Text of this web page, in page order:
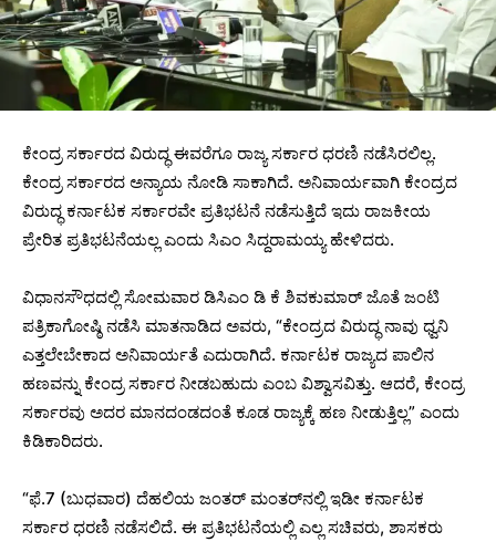
ಕೇಂದ್ರ ಸರ್ಕಾರದ ವಿರುದ್ಧ ಈವರೆಗೂ ರಾಜ್ಯ ಸರ್ಕಾರ ಧರಣಿ ನಡೆಸಿರಲಿಲ್ಲ.
ಕೇಂದ್ರ ಸರ್ಕಾರದ ಅನ್ಯಾಯ ನೋಡಿ ಸಾಕಾಗಿದೆ. ಅನಿವಾರ್ಯವಾಗಿ ಕೇಂದ್ರದ
ವಿರುದ್ಧ ಕರ್ನಾಟಕ ಸರ್ಕಾರವೇ ಪ್ರತಿಭಟನೆ ನಡೆಸುತ್ತಿದೆ ಇದು ರಾಜಕೀಯ
ಪ್ರೇರಿತ ಪ್ರತಿಭಟನೆಯಲ್ಲ ಎಂದು ಸಿಎಂ ಸಿದ್ದರಾಮಯ್ಯ ಹೇಳಿದರು.
ವಿಧಾನಸೌಧದಲ್ಲಿ ಸೋಮವಾರ ಡಿಸಿಎಂ ಡಿ ಕೆ ಶಿವಕುಮಾರ್‌ ಜೊತೆ ಜಂಟಿ
ಪತ್ರಿಕಾಗೋಷ್ಠಿ ನಡೆಸಿ ಮಾತನಾಡಿದ ಅವರು, “ಕೇಂದ್ರದ ವಿರುದ್ಧ ನಾವು ಧ್ವನಿ
ಎತ್ತಲೇಬೇಕಾದ ಅನಿವಾರ್ಯತೆ ಎದುರಾಗಿದೆ. ಕರ್ನಾಟಕ ರಾಜ್ಯದ ಪಾಲಿನ
ಹಣವನ್ನು ಕೇಂದ್ರ ಸರ್ಕಾರ ನೀಡಬಹುದು ಎಂಬ ವಿಶ್ವಾಸವಿತ್ತು. ಆದರೆ, ಕೇಂದ್ರ
ಸರ್ಕಾರವು ಅದರ ಮಾನದಂಡದಂತೆ ಕೂಡ ರಾಜ್ಯಕ್ಕೆ ಹಣ ನೀಡುತ್ತಿಲ್ಲ” ಎಂದು
ಕಿಡಿಕಾರಿದರು.
“ಫೆ.7 (ಬುಧವಾರ) ದೆಹಲಿಯ ಜಂತರ್​ ಮಂತರ್​​ನಲ್ಲಿ ಇಡೀ ಕರ್ನಾಟಕ
ಸರ್ಕಾರ ಧರಣಿ ನಡೆಸಲಿದೆ. ಈ ಪ್ರತಿಭಟನೆಯಲ್ಲಿ ಎಲ್ಲ ಸಚಿವರು, ಶಾಸಕರು